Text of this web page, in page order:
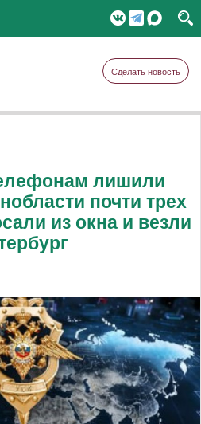
Сделать новость
лишили
почти трех
из окна и везли